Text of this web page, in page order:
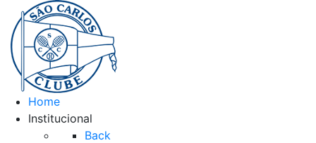
Home
Institucional
Back